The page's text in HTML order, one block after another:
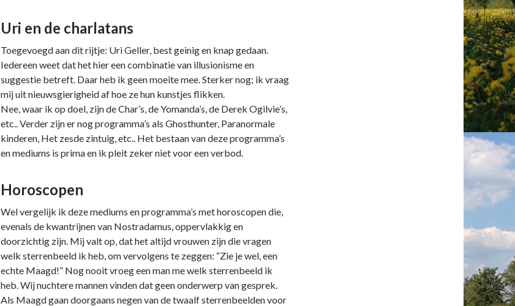
Uri en de charlatans
Toegevoegd aan dit rijtje: Uri Geller, best geinig en knap gedaan.
Iedereen weet dat het hier een combinatie van illusionisme en
suggestie betreft. Daar heb ik geen moeite mee. Sterker nog; ik vraag
mij uit nieuwsgierigheid af hoe ze hun kunstjes flikken.
Nee, waar ik op doel, zijn de Char’s, de Yomanda’s, de Derek Ogilvie’s,
etc.. Verder zijn er nog programma’s als Ghosthunter, Paranormale
kinderen, Het zesde zintuig, etc.. Het bestaan van deze programma’s
en mediums is prima en ik pleit zeker niet voor een verbod.
Horoscopen
Wel vergelijk ik deze mediums en programma’s met horoscopen die,
evenals de kwantrijnen van Nostradamus, oppervlakkig en
doorzichtig zijn. Mij valt op, dat het altijd vrouwen zijn die vragen
welk sterrenbeeld ik heb, om vervolgens te zeggen: “Zie je wel, een
echte Maagd!” Nog nooit vroeg een man me welk sterrenbeeld ik
heb. Wij nuchtere mannen vinden dat geen onderwerp van gesprek.
Als Maagd gaan doorgaans negen van de twaalf sterrenbeelden voor